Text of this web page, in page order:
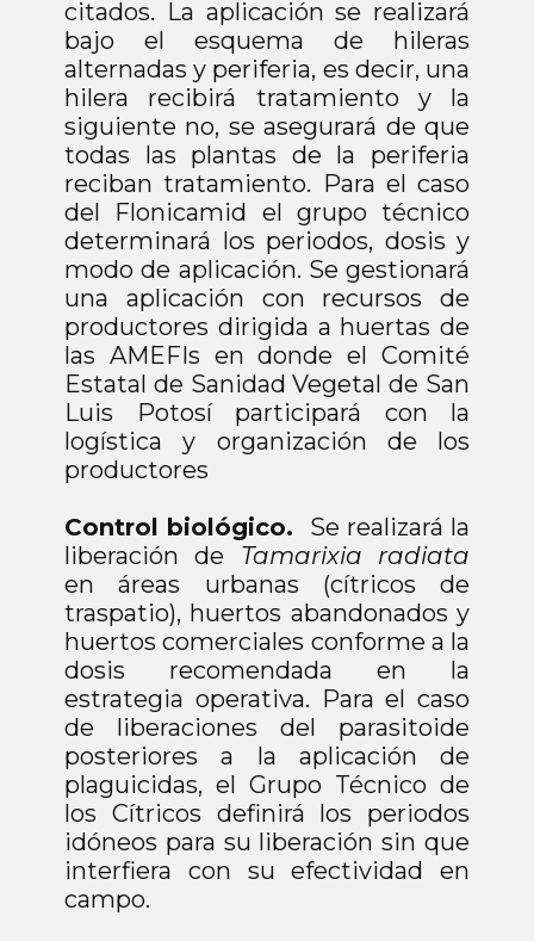
citados. La aplicación se realizará
bajo el esquema de hileras
alternadas y periferia, es decir, una
hilera recibirá tratamiento y la
siguiente no, se asegurará de que
todas las plantas de la periferia
reciban tratamiento. Para el caso
del Flonicamid el grupo técnico
determinará los periodos, dosis y
modo de aplicación. Se gestionará
una aplicación con recursos de
productores dirigida a huertas de
las AMEFIs en donde el Comité
Estatal de Sanidad Vegetal de San
Luis Potosí participará con la
logística y organización de los
productores
Control biológico.
Se realizará la
liberación de Tamarixia radiata
en áreas urbanas (cítricos de
traspatio), huertos abandonados y
huertos comerciales conforme a la
dosis recomendada en la
estrategia operativa. Para el caso
de liberaciones del parasitoide
posteriores a la aplicación de
plaguicidas, el Grupo Técnico de
los Cítricos definirá los periodos
idóneos para su liberación sin que
interfiera con su efectividad en
campo.